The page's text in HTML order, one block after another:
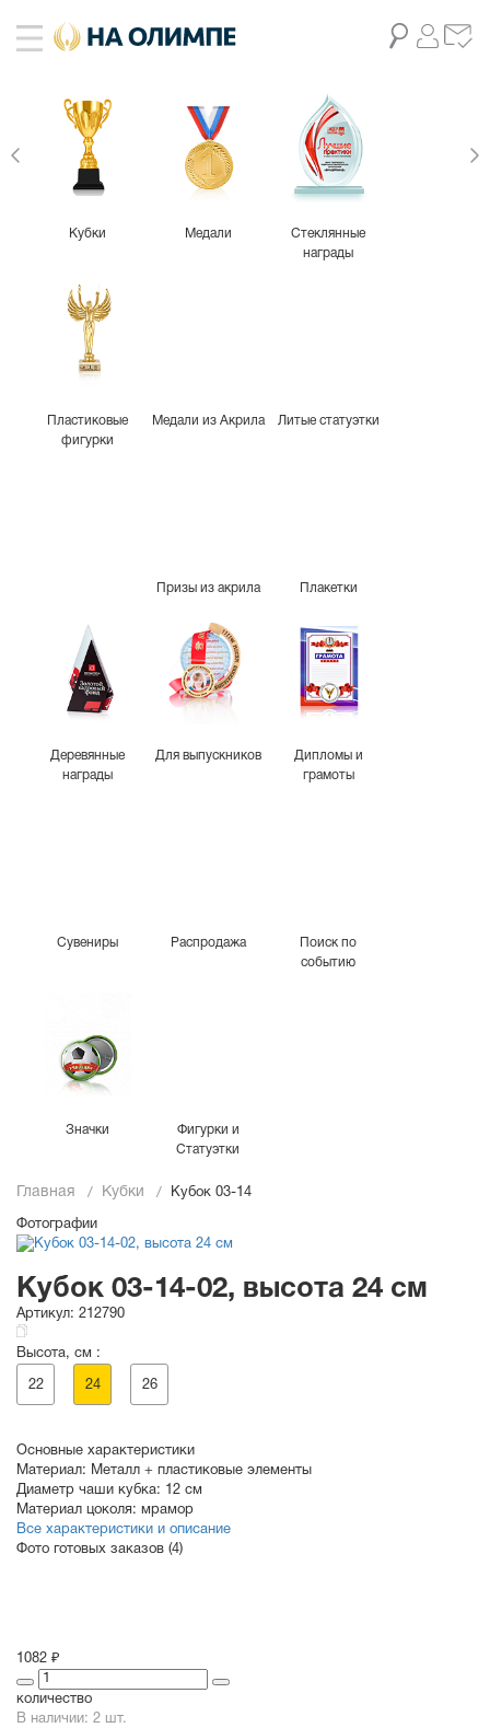
Кубки Медали
Стеклянные
награды
Пластиковые
фигурки
Медали из Акрила Литые статуэтки
Призы из акрила Плакетки
Деревянные
награды
Для выпускников
Дипломы и
грамоты
Сувениры Распродажа
Поиск по
событию
Значки
Фигурки и
Статуэтки
Главная Кубки Кубок 03-14
Фотографии
живое фото
Кубок 03-14-02, высота 24 см
Артикул: 212790
Высота, см :
22 24 26
Основные характеристики
Материал: Металл + пластиковые элементы
Диаметр чаши кубка: 12 см
Материал цоколя: мрамор
Все характеристики и описание
Фото готовых заказов (4)
1082 ₽
количество
В наличии: 2 шт.